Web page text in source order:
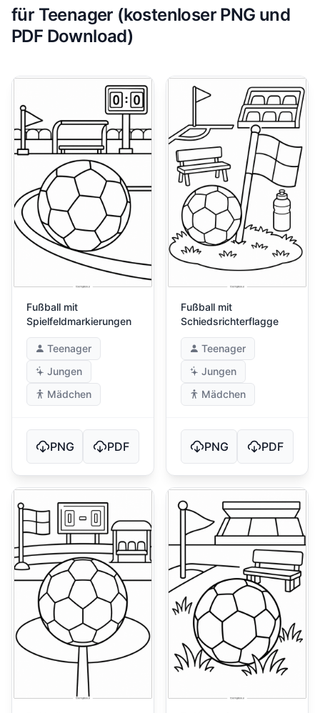
für Teenager (kostenloser PNG und
PDF Download)
Fußball mit
Spielfeldmarkierungen
Teenager
Jungen
Mädchen
PNG PDF
Fußball mit
Schiedsrichterflagge
Teenager
Jungen
Mädchen
PNG PDF